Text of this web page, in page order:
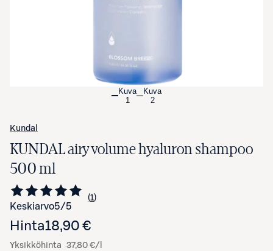
Kuva
1
Kuva
2
Kundal
KUNDAL airy volume hyaluron shampoo
500 ml
Keskiarvo5/5 Siirry arvioihin
1
kappale
Hinta18,90 €
Yksikköhinta 37,80 €/l